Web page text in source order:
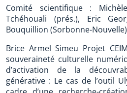
Comité scientifique :
Tchéhouali (prés.), Eric
Bouquillion (Sorbonne-
Brice Armel Simeu Projet
souveraineté culturelle
d’activation de la
générative : Le cas de l’outil